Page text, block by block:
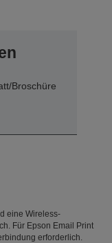
Broschüre
eine Wireless-
Für Epson Email Print
erforderlich.